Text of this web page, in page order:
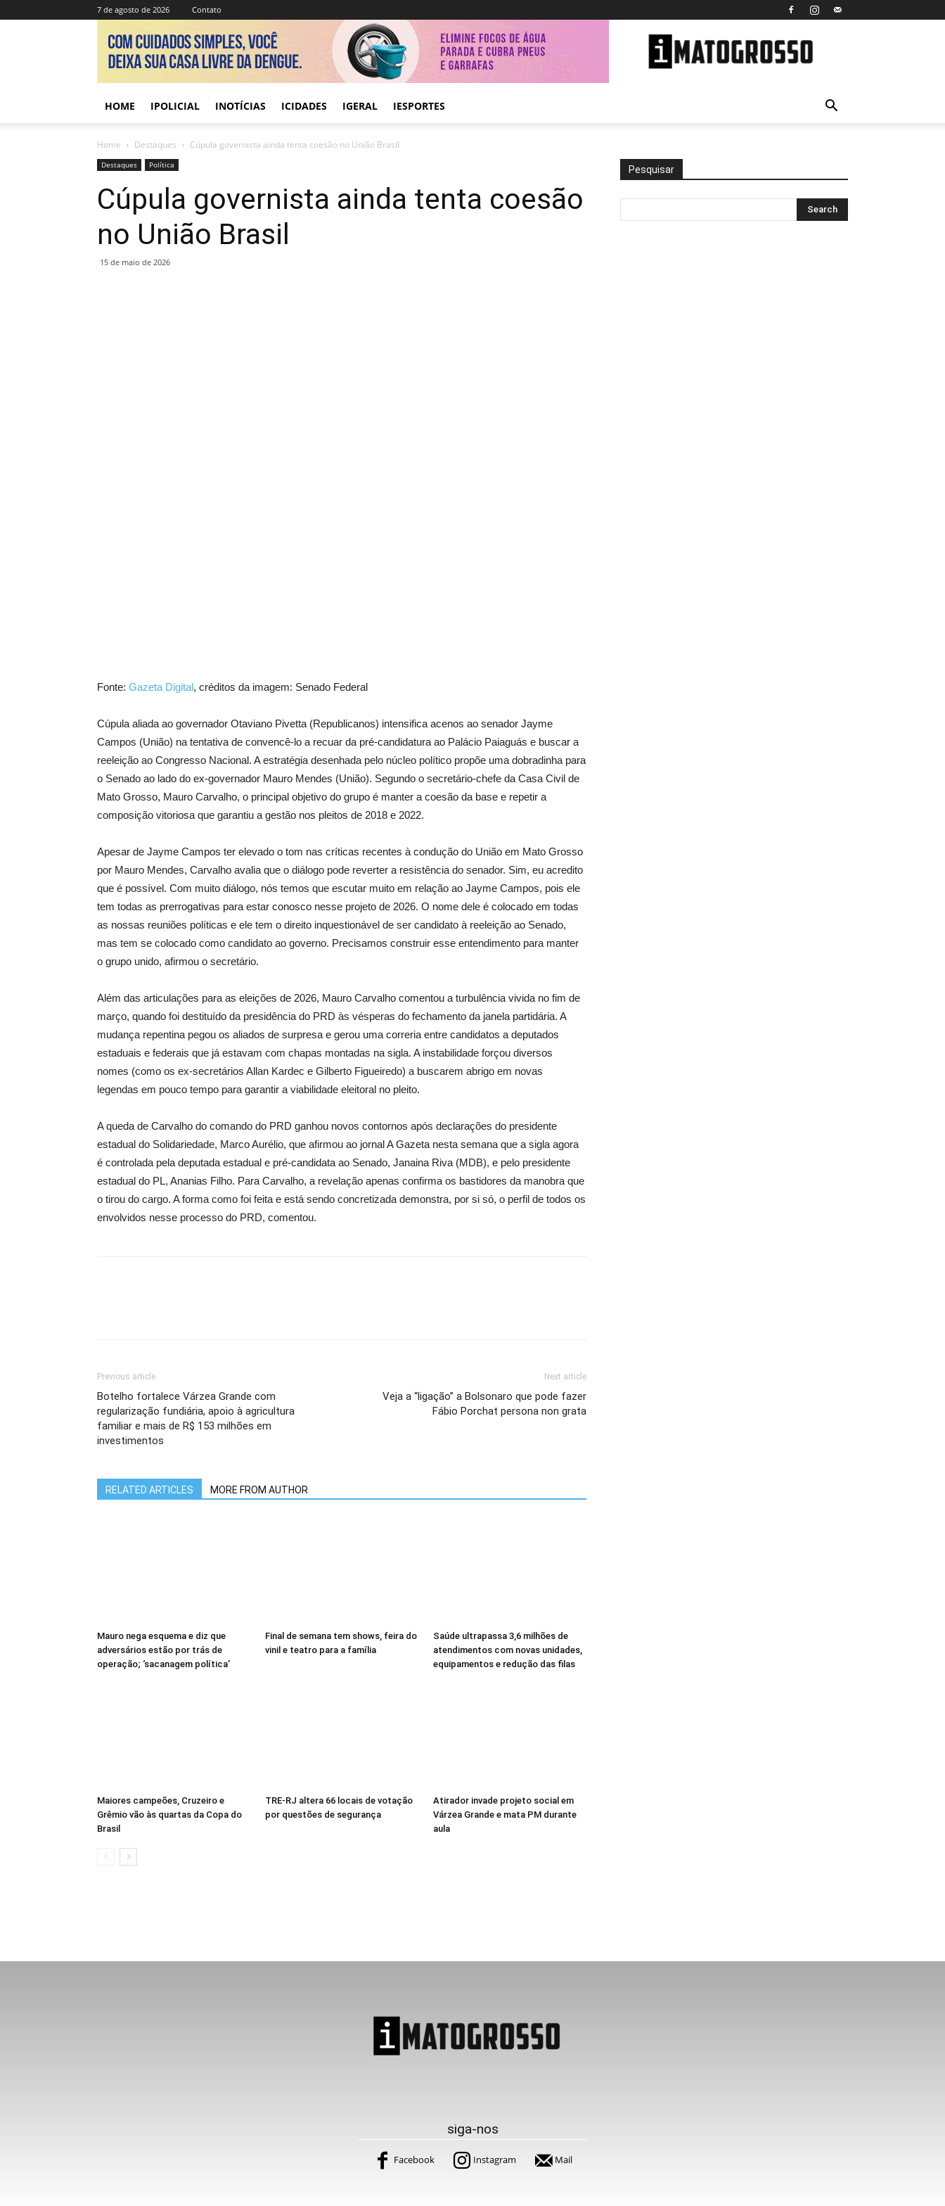
7 de agosto de 2026 Contato
Grosso
HOME IPOLICIAL INOTÍCIAS ICIDADES IGERAL IESPORTES
Home Destaques Cúpula governista ainda tenta coesão no União Brasil
Destaques Política
Cúpula governista ainda tenta coesão
no União Brasil
15 de maio de 2026
Fonte: Gazeta Digital, créditos da imagem: Senado Federal
Cúpula aliada ao governador Otaviano Pivetta (Republicanos) intensifica acenos ao senador Jayme
Campos (União) na tentativa de convencê-lo a recuar da pré-candidatura ao Palácio Paiaguás e buscar a
reeleição ao Congresso Nacional. A estratégia desenhada pelo núcleo político propõe uma dobradinha para
o Senado ao lado do ex-governador Mauro Mendes (União). Segundo o secretário-chefe da Casa Civil de
Mato Grosso, Mauro Carvalho, o principal objetivo do grupo é manter a coesão da base e repetir a
composição vitoriosa que garantiu a gestão nos pleitos de 2018 e 2022.
Apesar de Jayme Campos ter elevado o tom nas críticas recentes à condução do União em Mato Grosso
por Mauro Mendes, Carvalho avalia que o diálogo pode reverter a resistência do senador. Sim, eu acredito
que é possível. Com muito diálogo, nós temos que escutar muito em relação ao Jayme Campos, pois ele
tem todas as prerrogativas para estar conosco nesse projeto de 2026. O nome dele é colocado em todas
as nossas reuniões políticas e ele tem o direito inquestionável de ser candidato à reeleição ao Senado,
mas tem se colocado como candidato ao governo. Precisamos construir esse entendimento para manter
o grupo unido, afirmou o secretário.
Além das articulações para as eleições de 2026, Mauro Carvalho comentou a turbulência vivida no fim de
março, quando foi destituído da presidência do PRD às vésperas do fechamento da janela partidária. A
mudança repentina pegou os aliados de surpresa e gerou uma correria entre candidatos a deputados
estaduais e federais que já estavam com chapas montadas na sigla. A instabilidade forçou diversos
nomes (como os ex-secretários Allan Kardec e Gilberto Figueiredo) a buscarem abrigo em novas
legendas em pouco tempo para garantir a viabilidade eleitoral no pleito.
A queda de Carvalho do comando do PRD ganhou novos contornos após declarações do presidente
estadual do Solidariedade, Marco Aurélio, que afirmou ao jornal A Gazeta nesta semana que a sigla agora
é controlada pela deputada estadual e pré-candidata ao Senado, Janaina Riva (MDB), e pelo presidente
estadual do PL, Ananias Filho. Para Carvalho, a revelação apenas confirma os bastidores da manobra que
o tirou do cargo. A forma como foi feita e está sendo concretizada demonstra, por si só, o perfil de todos os
envolvidos nesse processo do PRD, comentou.
Previous article
Botelho fortalece Várzea Grande com
regularização fundiária, apoio à agricultura
familiar e mais de R$ 153 milhões em
investimentos
Next article
Veja a “ligação” a Bolsonaro que pode fazer
Fábio Porchat persona non grata
RELATED ARTICLES MORE FROM AUTHOR
Mauro nega esquema e diz que
adversários estão por trás de
operação; ‘sacanagem política’
Final de semana tem shows, feira do
vinil e teatro para a família
Saúde ultrapassa 3,6 milhões de
atendimentos com novas unidades,
equipamentos e redução das filas
Maiores campeões, Cruzeiro e
Grêmio vão às quartas da Copa do
Brasil
TRE-RJ altera 66 locais de votação
por questões de segurança
Atirador invade projeto social em
Várzea Grande e mata PM durante
aula
Pesquisar
siga-nos
Facebook Instagram Mail